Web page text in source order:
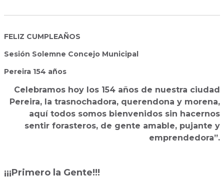
FELIZ CUMPLEAÑOS
Sesión Solemne Concejo Municipal
Pereira 154 años
Celebramos hoy los 154 años de nuestra ciudad
Pereira, la trasnochadora, querendona y morena,
aquí todos somos bienvenidos sin hacernos
sentir forasteros, de gente amable, pujante y
emprendedora”.
¡¡¡Primero la Gente!!!